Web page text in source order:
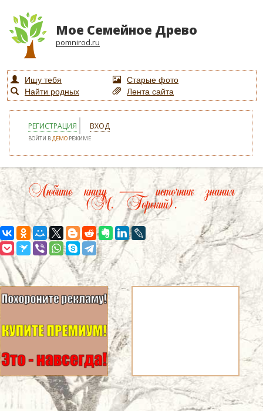
Мое Семейное Древо
pomnirod.ru
Ищу тебя
Старые фото
Найти родных
Лента сайта
РЕГИСТРАЦИЯ ВХОД
ВОЙТИ ВДЕМО РЕЖИМЕ
Любите книгу — источник знания
(М. Горький).